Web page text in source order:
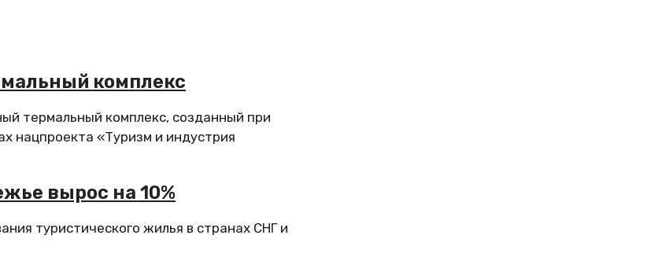
комплекс
термальный комплекс, созданный при
нацпроекта «Туризм и индустрия
вырос на 10%
туристического жилья в странах СНГ и